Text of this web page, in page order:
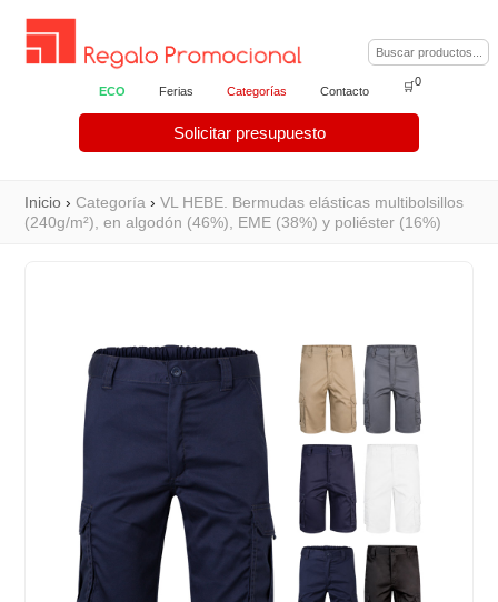
ECO Ferias Categorías Contacto
Solicitar presupuesto
🛒0
Inicio ›Categoría ›VL HEBE. Bermudas elásticas multibolsillos
(240g/m²), en algodón (46%), EME (38%) y poliéster (16%)